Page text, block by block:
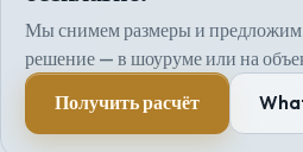
Мы снимем размеры и предложим
решение — в шоуруме или на
Получить расчёт